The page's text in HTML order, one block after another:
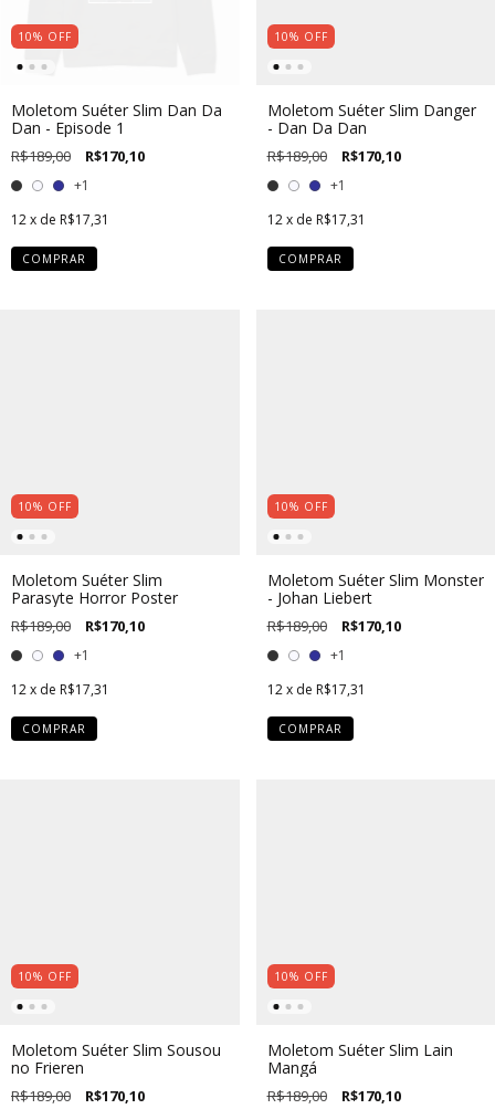
10% OFF
Moletom Suéter Slim Dan Da
Dan - Episode 1
R$189,00 R$170,10
+1
12x de R$17,31
COMPRAR
10% OFF
Moletom Suéter Slim Danger
- Dan Da Dan
R$189,00 R$170,10
+1
12 x de R$17,31
COMPRAR
10% OFF
Moletom Suéter Slim
Parasyte Horror Poster
R$189,00 R$170,10
+1
12x de R$17,31
COMPRAR
10% OFF
Moletom Suéter Slim Monster
- Johan Liebert
R$189,00 R$170,10
+1
12 x de R$17,31
COMPRAR
10% OFF
Moletom Suéter Slim Sousou
no Frieren
R$189,00 R$170,10
10% OFF
Moletom Suéter Slim Lain
Mangá
R$189,00 R$170,10